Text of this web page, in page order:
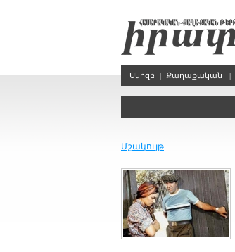
Սկիզբ | Քաղաքական |
Մշակույթ